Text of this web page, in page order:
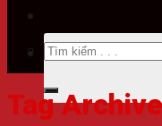
Tìm
kiếm:
Tag